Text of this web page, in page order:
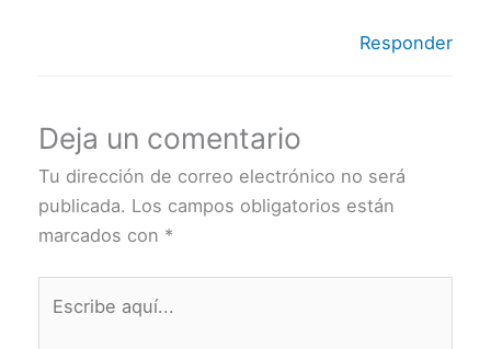
Responder
Deja un comentario
Tu dirección de correo electrónico no será
publicada. Los campos obligatorios están
marcados con *
aquí...